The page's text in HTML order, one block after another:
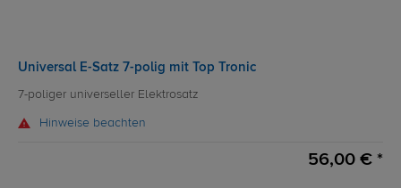
Universal E-Satz 7-polig mit Top Tronic
7-poliger universeller Elektrosatz
Hinweise beachten
56,00 € *